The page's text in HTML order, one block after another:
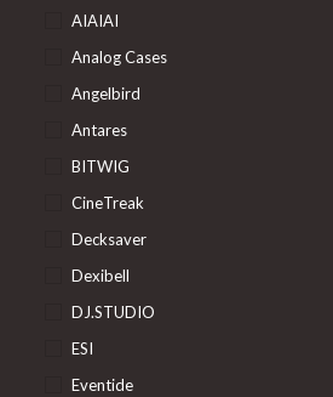
AIAIAI
Analog Cases
Angelbird
Antares
BITWIG
CineTreak
Decksaver
Dexibell
DJ.STUDIO
ESI
Eventide